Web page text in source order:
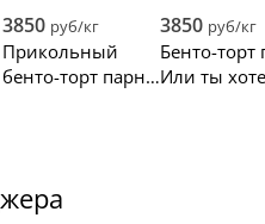
любимый
сердечками
3850 руб/кг
Прикольный
бенто-торт парню
3850 руб/кг
Бенто-
Или ты